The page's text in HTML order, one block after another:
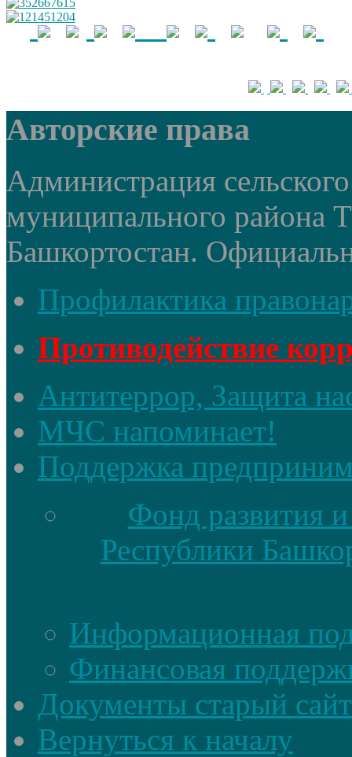
Авторские права
Администрация
муниципального района
Башкортостан.
Профилактика
Противодействие
Антитеррор, Защита
МЧС напоминает!
Поддержка
Фонд развития
Республики
Информационная
Финансовая
Документы старый сайт
Вернуться к началу